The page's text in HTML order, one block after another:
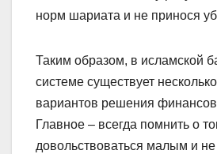
норм шариата и не принося
Таким образом, в исламской
системе существует
вариантов решения
Главное – всегда помнить о
довольствоваться малым и не